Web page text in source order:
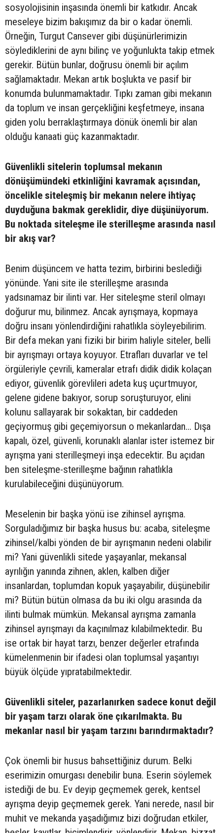
sosyolojisinin inşasında önemli bir katkıdır. Ancak
meseleye bizim bakışımız da bir o kadar önemli.
Örneğin, Turgut Cansever gibi düşünürlerimizin
söylediklerini de aynı bilinç ve yoğunlukta takip etmek
gerekir. Bütün bunlar, doğrusu önemli bir açılım
sağlamaktadır. Mekan artık boşlukta ve pasif bir
konumda bulunmamaktadır. Tıpkı zaman gibi mekanın
da toplum ve insan gerçekliğini keşfetmeye, insana
giden yolu berraklaştırmaya dönük önemli bir alan
olduğu kanaati güç kazanmaktadır.
Güvenlikli sitelerin toplumsal mekanın
dönüşümündeki etkinliğini kavramak açısından,
öncelikle siteleşmiş bir mekanın nelere ihtiyaç
duyduğuna bakmak gereklidir, diye düşünüyorum.
Bu noktada siteleşme ile sterilleşme arasında nasıl
bir akış var?
Benim düşüncem ve hatta tezim, birbirini beslediği
yönünde. Yani site ile sterilleşme arasında
yadsınamaz bir ilinti var. Her siteleşme steril olmayı
doğurur mu, bilinmez. Ancak ayrışmaya, kopmaya
doğru insanı yönlendirdiğini rahatlıkla söyleyebilirim.
Bir defa mekan yani fiziki bir birim haliyle siteler, belli
bir ayrışmayı ortaya koyuyor. Etrafları duvarlar ve tel
örgüleriyle çevrili, kameralar etrafı didik didik kolaçan
ediyor, güvenlik görevlileri adeta kuş uçurtmuyor,
gelene gidene bakıyor, sorup soruşturuyor, elini
kolunu sallayarak bir sokaktan, bir caddeden
geçiyormuş gibi geçemiyorsun o mekanlardan... Dışa
kapalı, özel, güvenli, korunaklı alanlar ister istemez bir
ayrışma yani sterilleşmeyi inşa edecektir. Bu açıdan
ben siteleşme-sterilleşme bağının rahatlıkla
kurulabileceğini düşünüyorum.
Meselenin bir başka yönü ise zihinsel ayrışma.
Sorguladığımız bir başka husus bu: acaba, siteleşme
zihinsel/kalbi yönden de bir ayrışmanın nedeni olabilir
mi? Yani güvenlikli sitede yaşayanlar, mekansal
ayrılığın yanında zihnen, aklen, kalben diğer
insanlardan, toplumdan kopuk yaşayabilir, düşünebilir
mi? Bütün bütün olmasa da bu iki olgu arasında da
ilinti bulmak mümkün. Mekansal ayrışma zamanla
zihinsel ayrışmayı da kaçınılmaz kılabilmektedir. Bu
ise ortak bir hayat tarzı, benzer değerler etrafında
kümelenmenin bir ifadesi olan toplumsal yaşantıyı
büyük ölçüde yıpratabilmektedir.
Güvenlikli siteler, pazarlanırken sadece konut değil
bir yaşam tarzı olarak öne çıkarılmakta. Bu
mekanlar nasıl bir yaşam tarzını barındırmaktadır?
Çok önemli bir husus bahsettiğiniz durum. Belki
eserimizin omurgası denebilir buna. Eserin söylemek
istediği de bu. Ev deyip geçmemek gerek, kentsel
ayrışma deyip geçmemek gerek. Yani nerede, nasıl bir
muhit ve mekanda yaşadığımız bizi doğrudan etkiler,